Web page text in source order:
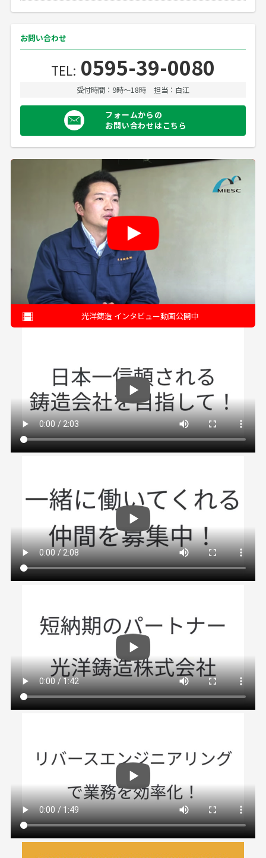
お問い合わせ
TEL: 0595-39-0080
受付時間：9時〜18時 担当：白江
フォームからの
お問い合わせはこちら
光洋鋳造 インタビュー動画公開中